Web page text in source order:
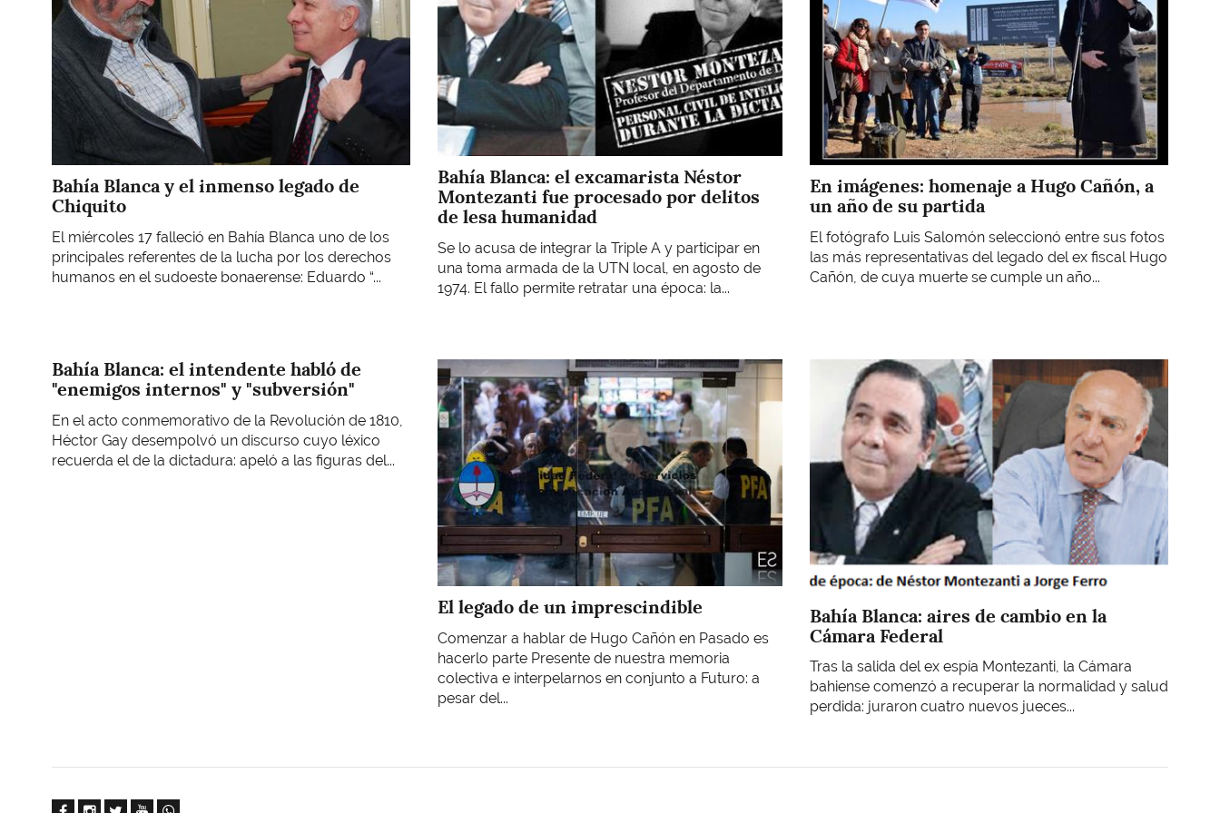
Bahía Blanca y el inmenso legado de
Chiquito
El miércoles 17 falleció en Bahía Blanca uno de los
principales referentes de la lucha por los derechos
humanos en el sudoeste bonaerense: Eduardo “...
Bahía Blanca: el excamarista Néstor
Montezanti fue procesado por delitos
de lesa humanidad
Se lo acusa de integrar la Triple A y participar en
una toma armada de la UTN local, en agosto de
1974. El fallo permite retratar una época: la...
En imágenes: homenaje a Hugo Cañón, a
un año de su partida
El fotógrafo Luis Salomón seleccionó entre sus fotos
las más representativas del legado del ex fiscal Hugo
Cañón, de cuya muerte se cumple un año...
Bahía Blanca: el intendente habló de
"enemigos internos" y "subversión"
En el acto conmemorativo de la Revolución de 1810,
Héctor Gay desempolvó un discurso cuyo léxico
recuerda el de la dictadura: apeló a las figuras del...
Imagen
El legado de un imprescindible
Comenzar a hablar de Hugo Cañón en Pasado es
hacerlo parte Presente de nuestra memoria
colectiva e interpelarnos en conjunto a Futuro: a
pesar del...
Imagen
Bahía Blanca: aires de cambio en la
Cámara Federal
Tras la salida del ex espía Montezanti, la Cámara
bahiense comenzó a recuperar la normalidad y salud
perdida: juraron cuatro nuevos jueces...